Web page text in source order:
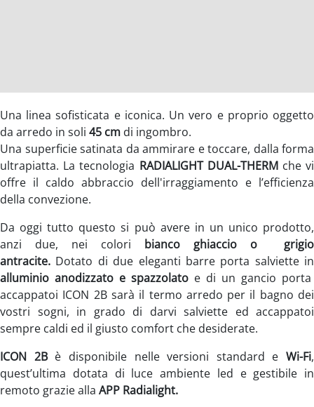
Una linea sofisticata e iconica. Un vero e proprio oggetto
da arredo in soli 45 cm di ingombro.
Una superficie satinata da ammirare e toccare, dalla forma
ultrapiatta. La tecnologia RADIALIGHT DUAL-THERMche vi
offre il caldo abbraccio dell'irraggiamento e l’efficienza
della convezione.
Da oggi tutto questo si può avere in un unico prodotto,
anzi due, nei colori bianco ghiaccio o grigio
antracite. Dotato di due eleganti barre porta salviette in
alluminio anodizzato e spazzolato e di un gancio porta
accappatoi ICON 2B sarà il termo arredo per il bagno dei
vostri sogni, in grado di darvi salviette ed accappatoi
sempre caldi ed il giusto comfort che desiderate.
ICON 2Bè disponibile nelle versioni standard e Wi-Fi,
quest’ultima dotata di luce ambiente led e gestibile in
remoto grazie alla APP Radialight.